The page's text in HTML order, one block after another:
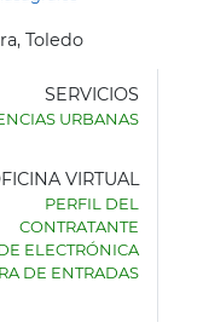
Toledo
SERVICIOS
URBANAS
VIRTUAL
PERFIL DEL
CONTRATANTE
ELECTRÓNICA
DE ENTRADAS